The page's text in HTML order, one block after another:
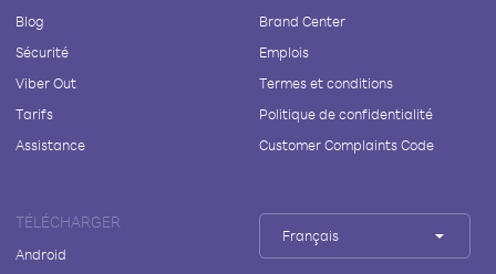
Blog
Sécurité
Viber Out
Tarifs
Assistance
Brand Center
Emplois
Termes et conditions
Politique de confidentialité
Customer Complaints Code
TÉLÉCHARGER
Android
Français